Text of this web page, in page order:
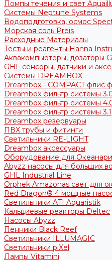
Помпы течения и свет
Системы Neptune Systems
Водоподготовка, осмос
Морская соль Preis
Расходные Материалы
Тесты и реагенты Hanna
Аквакомпьютеры, дозаторы
GHL сенсоры, датчики и
Системы DREAMBOX
Dreambox - COMPACT флис
Dreambox фильтр системы
Dreambox фильтр системы
Dreambox фильтр системы 3.1
Dreambox резервуары
ПВХ трубы и фитинги
Светильники RE-LIGHT
Dreambox аксессуары
Оборудование для
Abyzz насосы для больших
GHL Industrial Line
Orphek Amazonas свет для
Red Dragon® 4 мощные
Светильники ATI Aquaristik
Кальциевые реакторы Deltec
Насосы Abyzz
Пенники Black Reef
Светильники ILLUMAGIC
Светильники piXel
Лампы Vitamini